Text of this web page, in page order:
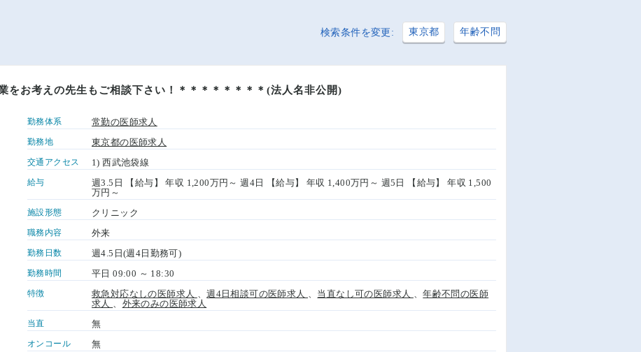
検索条件を変更: 東京都 年齢不問
をお考えの先生もご相談下さい！＊＊＊＊＊＊＊＊(法人名非公開)
勤務体系 常勤の医師求人
勤務地 東京都の医師求人
交通アクセス 1) 西武池袋線
給与
週3.5日 【給与】 年収 1,200万円～ 週4日 【給与】 年収 1,400万円～ 週5日 【給与】 年収 1,500
万円～
施設形態 クリニック
職務内容 外来
勤務日数 週4.5日(週4日勤務可)
勤務時間 平日 09:00 ～ 18:30
特徴 救急対応なしの医師求人 、週4日相談可の医師求人 、 当直なし可の医師求人 、年齢不問の医師
求人 、 外来のみの医師求人
当直 無
オンコール 無